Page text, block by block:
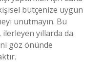
bütçenize uygun
unutmayın. Bu
yıllarda da
göz önünde